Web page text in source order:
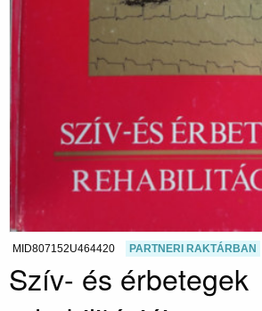
MID807152U464420 PARTNERI RAKTÁRBAN
Szív- és érbetegek